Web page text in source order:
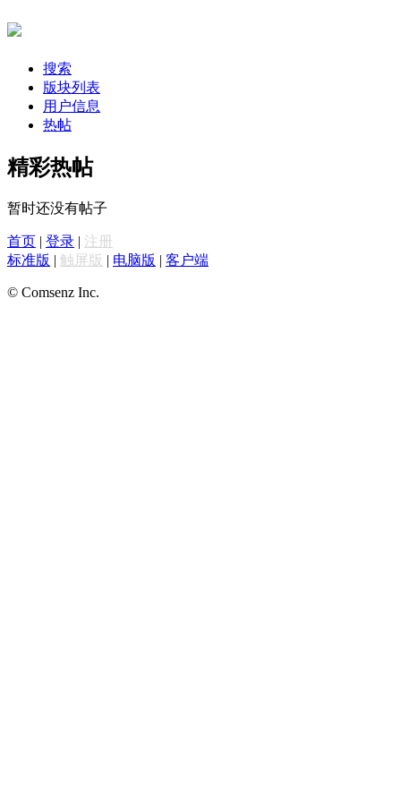
搜索
版块列表
用户信息
热帖
精彩热帖
暂时还没有帖子
首页 | 登录 | 注册
标准版 | 触屏版 | 电脑版 | 客户端
© Comsenz Inc.